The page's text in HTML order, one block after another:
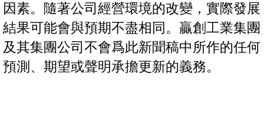
因素。隨著公司經營環境的改變，實際發展
結果可能會與預期不盡相同。贏創工業集團
及其集團公司不會爲此新聞稿中所作的任何
預測、期望或聲明承擔更新的義務。